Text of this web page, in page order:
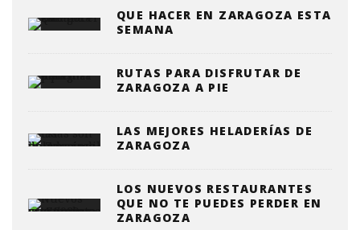
QUE HACER EN ZARAGOZA ESTA
SEMANA
RUTAS PARA DISFRUTAR DE
ZARAGOZA A PIE
LAS MEJORES HELADERÍAS DE
ZARAGOZA
LOS NUEVOS RESTAURANTES
QUE NO TE PUEDES PERDER EN
ZARAGOZA